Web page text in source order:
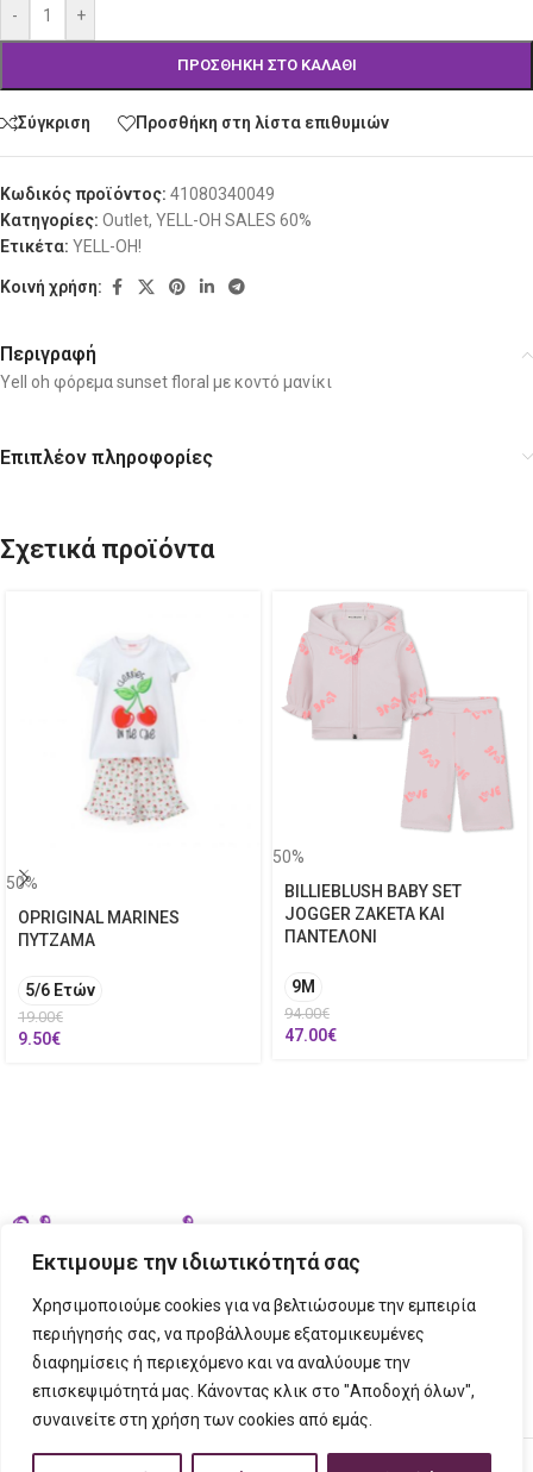
Εκτιμουμε την ιδιωτικότητά σας
Χρησιμοποιούμε cookies για να βελτιώσουμε την εμπειρία
περιήγησής σας, να προβάλλουμε εξατομικευμένες
διαφημίσεις ή περιεχόμενο και να αναλύουμε την
επισκεψιμότητά μας. Κάνοντας κλικ στο "Αποδοχή όλων",
συναινείτε στη χρήση των cookies από εμάς.
- +
ΠΡΟΣΘΉΚΗ ΣΤΟ ΚΑΛΆΘΙ
Σύγκριση Προσθήκη στη λίστα επιθυμιών
Κωδικός προϊόντος: 41080340049
Κατηγορίες: Outlet, YELL-OH SALES 60%
Ετικέτα: YELL-OH!
Κοινή χρήση:
Περιγραφή
Yell oh φόρεμα sunset floral με κοντό μανίκι
Επιπλέον πληροφορίες
Σχετικά προϊόντα
50%
OPRIGINAL MARINES
ΠΥΤΖΑΜΑ
5/6 Ετών
19.00€
9.50€
50%
BILLIEBLUSH BABY SET
JOGGER ΖΑΚΕΤΑ ΚΑΙ
ΠΑΝΤΕΛΟΝΙ
9M
94.00€
47.00€
ΣΤΟΙΧΕΙΑ ΕΠΙΚΟΙΝΩΝΙΑΣ
ΠΛΗΡΟΦΟΡΙΕΣ
FIGURINO 2023 CREATED BYTech PlaceCreative Ideas Creative Solutions.